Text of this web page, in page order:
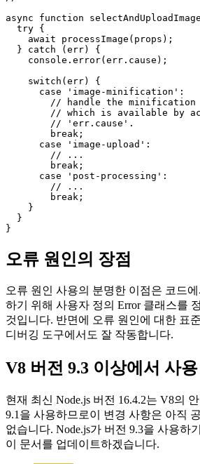
//
// ... later in our code ...
async function
    await processImage(props);
  } catch (err) {
    console.error(err.cause);
    switch(err) {
      case 'image-minification':
// handle the minification
// which is available by
        // 'err.cause'.
        break;
      case 'image-upload':
        // ...
        break;
      case 'post-processing':
        // ...
        break;
  }
오류 원인의 장점
오류 원인 사용의 분명한 이점은 코드에
하기 위해 사용자 정의 Error 클래스를
것입니다. 반면에 오류 원인에 대한 표
디버깅 도구에서도 잘 작동합니다.
V8 버전 9.3 이상에서 사
현재 최신 Node.js 버전 16.4.2는 V8의
9.1을 사용하므로이 변경 사항은 아직